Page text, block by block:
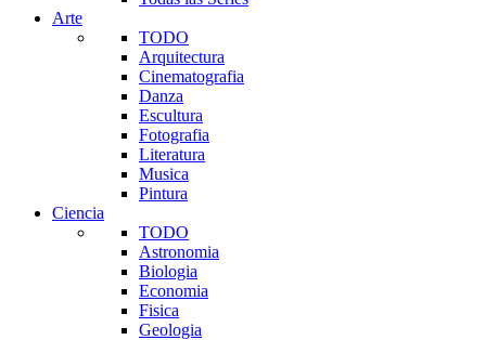
Arte
TODO
Arquitectura
Cinematografia
Danza
Escultura
Fotografia
Literatura
Musica
Pintura
Ciencia
TODO
Astronomia
Biologia
Economia
Fisica
Geologia